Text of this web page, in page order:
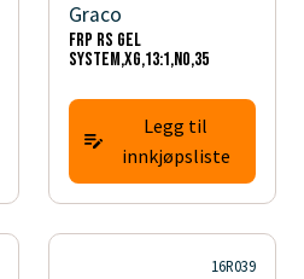
Graco
FRP RS GEL
SYSTEM,XG,13:1,NO,35
Legg til
innkjøpsliste
16R039